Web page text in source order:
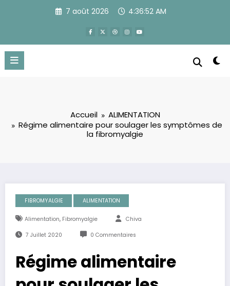
7 août 2026 4:36:53 AM
Accueil
ALIMENTATION
Régime alimentaire pour soulager les symptômes de
la fibromyalgie
FIBROMYALGIE ALIMENTATION
Alimentation, Fibromyalgie Chiva
7 Juillet 2020 0 Commentaires
Régime alimentaire